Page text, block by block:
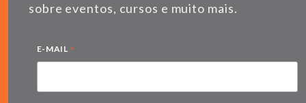
sobre eventos, cursos e muito mais.
E-MAIL *